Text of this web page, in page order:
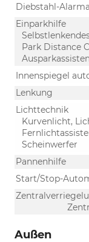
Diebstahl-
Einparkhilfe
Park Distance
Innenspiegel
Lenkung
Lichttechnik
Kurvenlicht,
Scheinwerfer
Pannenhilfe
Start/Stop-
Außen